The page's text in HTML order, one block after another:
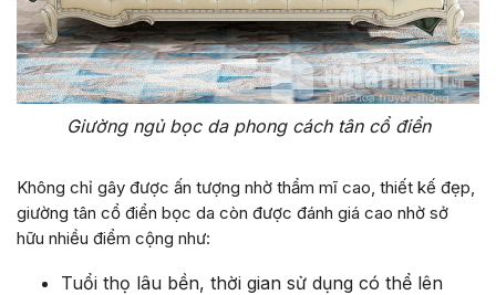
Giường ngủ bọc da phong cách tân cổ điển
Không chỉ gây được ấn tượng nhờ thẩm mĩ cao, thiết kế đẹp,
giường tân cổ điển bọc da còn được đánh giá cao nhờ sở
hữu nhiều điểm cộng như:
Tuổi thọ lâu bền, thời gian sử dụng có thể lên